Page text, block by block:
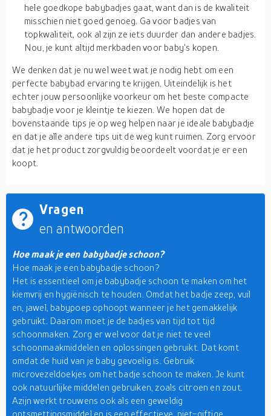
hele goedkope babybadjes gaat, want dan is de kwaliteit
misschien niet goed genoeg. Ga voor badjes van
topkwaliteit, ook al zijn ze iets duurder dan andere badjes.
Nou, je kunt altijd merkbaden voor baby's kopen.
We denken dat je nu wel weet wat je nodig hebt om een
perfecte babybad ervaring te krijgen. Uiteindelijk is het
echter jouw persoonlijke voorkeur om het beste compacte
babybadje voor je kleintje te kiezen. We hopen dat de
bovenstaande tips je op weg helpen naar je ideale babybadje
en dat je alle andere tips uit de weg kunt ruimen. Zorg ervoor
dat je het product zorgvuldig beoordeelt voordat je er een
koopt.
Vragen
en antwoorden
Hoe maak je een babybadje schoon?
Hoe maak je een babybadje schoon?
Het is essentieel om je babybadje schoon te maken om het
kiemvrij en hygiënisch te houden. Omdat het badje zeep, vuil
en, jawel, babypoep ophoopt wanneer je het gemakkelijk
gebruikt. Daarom moet je de badjes van tijd tot tijd
schoonmaken. Zorg er wel voor dat je niet te veel
schoonmaakmiddelen en oplossingen gebruikt. Dat komt
omdat de huid van je baby gevoelig is. Gebruik
microvezeldoekjes om het badje schoon te maken. Je kunt
ook natuurlijke middelen gebruiken, zoals citroen en zout.
Azijn werkt trouwens ook als een geweldig
ontsmettingsmiddel en is een effectieve, niet-giftige